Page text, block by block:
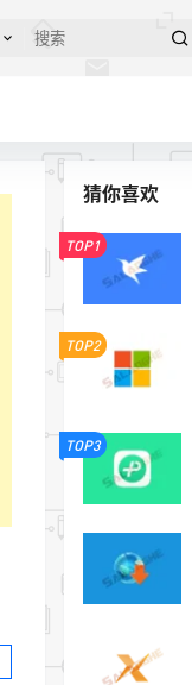
猜你喜欢
TOP1
TOP2
TOP3